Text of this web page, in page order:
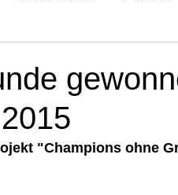
"Champions ohne